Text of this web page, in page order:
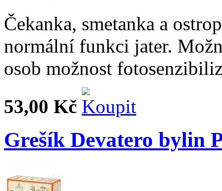
Čekanka, smetanka a
normální funkci jater.
osob možnost
53,00 Kč
Grešík Devatero bylin